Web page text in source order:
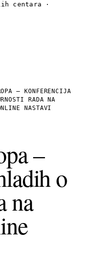
centara ·
cakovec.eu
– KONFERENCIJA
RADA NA
NASTAVI
–
o
na